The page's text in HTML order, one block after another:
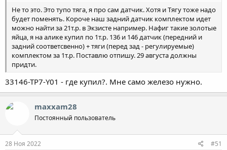
Не то это. Это тупо тяга, я про сам датчик. Хотя и Тягу тоже надо
будет поменять. Короче наш задний датчик комплектом идет
можно найти за 21т.р. в Экзисте например. Нафиг такие золотые
яйца, я на алике купил по 1т.р. 136 и 146 датчик (передний и
задний соответсвенно) + тяги (перед зад - регулируемые)
комплектом за 1т.р. Поставлю отпишу. 29 августа должны
придти.
33146-TP7-Y01 - где купил?. Мне само железо нужно.
maxxam28
Постоянный пользователь
28 Ноя 2022 #51